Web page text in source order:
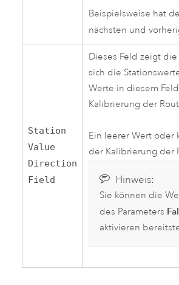
Beispielsweise hat
nächsten und
Station
Value
Direction
Field
Dieses Feld zeigt
sich die
Werte in diesem
Kalibrierung der
Ein leerer Wert oder
der Kalibrierung der
Hinweis:
Sie können die
des Parameters
aktivieren